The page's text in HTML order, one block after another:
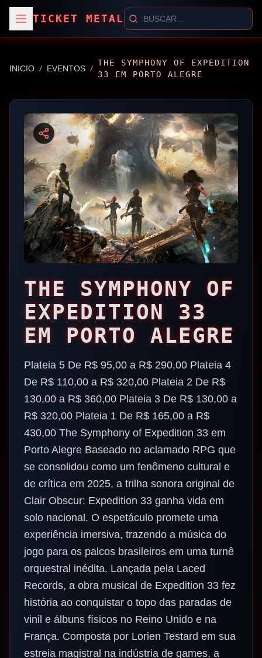
TICKET METAL
INICIO / EVENTOS / THE SYMPHONY OF EXPEDITION
33 EM PORTO ALEGRE
THE SYMPHONY OF
EXPEDITION 33
EM PORTO ALEGRE
Plateia 5 De R$ 95,00 a R$ 290,00 Plateia 4
De R$ 110,00 a R$ 320,00 Plateia 2 De R$
130,00 a R$ 360,00 Plateia 3 De R$ 130,00 a
R$ 320,00 Plateia 1 De R$ 165,00 a R$
430,00 The Symphony of Expedition 33 em
Porto Alegre Baseado no aclamado RPG que
se consolidou como um fenômeno cultural e
de crítica em 2025, a trilha sonora original de
Clair Obscur: Expedition 33 ganha vida em
solo nacional. O espetáculo promete uma
experiência imersiva, trazendo a música do
jogo para os palcos brasileiros em uma turnê
orquestral inédita. Lançada pela Laced
Records, a obra musical de Expedition 33 fez
história ao conquistar o topo das paradas de
vinil e álbuns físicos no Reino Unido e na
França. Composta por Lorien Testard em sua
estreia magistral na indústria de games, a